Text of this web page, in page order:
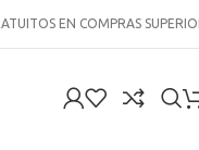
EN COMPRAS